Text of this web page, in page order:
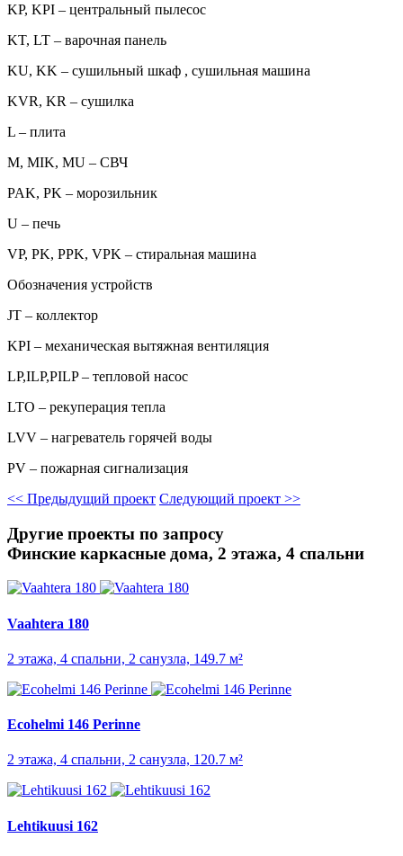
KP, KPI – центральный пылесос
KT, LT – варочная панель
KU, KK – сушильный шкаф , сушильная машина
KVR, KR – сушилка
L – плита
M, MIK, MU – СВЧ
PAK, PK – морозильник
U – печь
VP, PK, PPK, VPK – стиральная машина
Обозначения устройств
JT – коллектор
KPI – механическая вытяжная вентиляция
LP,ILP,PILP – тепловой насос
LTO – рекуперация тепла
LVV – нагреватель горячей воды
PV – пожарная сигнализация
<< Предыдущий проект Следующий проект >>
Другие проекты по запросу
Финские каркасные дома, 2 этажа, 4 спальни
Vaahtera 180
2 этажа, 4 спальни, 2 санузла, 149.7 м²
Ecohelmi 146 Perinne
2 этажа, 4 спальни, 2 санузла, 120.7 м²
Lehtikuusi 162